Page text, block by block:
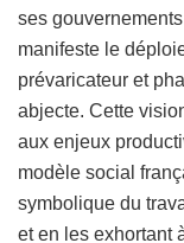
ses
manifeste le
prévaricateur et
abjecte. Cette
aux enjeux
modèle social
symbolique du
et en les exhortant